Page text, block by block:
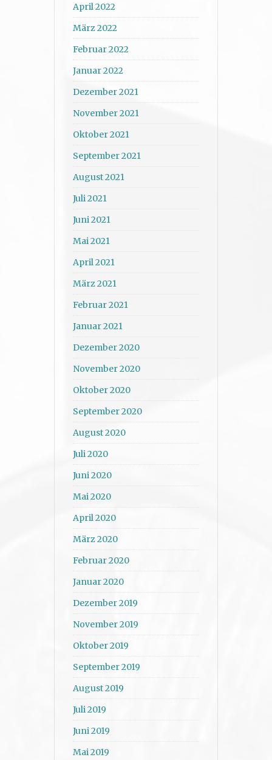
April 2022
März 2022
Februar 2022
Januar 2022
Dezember 2021
November 2021
Oktober 2021
September 2021
August 2021
Juli 2021
Juni 2021
Mai 2021
April 2021
März 2021
Februar 2021
Januar 2021
Dezember 2020
November 2020
Oktober 2020
September 2020
August 2020
Juli 2020
Juni 2020
Mai 2020
April 2020
März 2020
Februar 2020
Januar 2020
Dezember 2019
November 2019
Oktober 2019
September 2019
August 2019
Juli 2019
Juni 2019
Mai 2019